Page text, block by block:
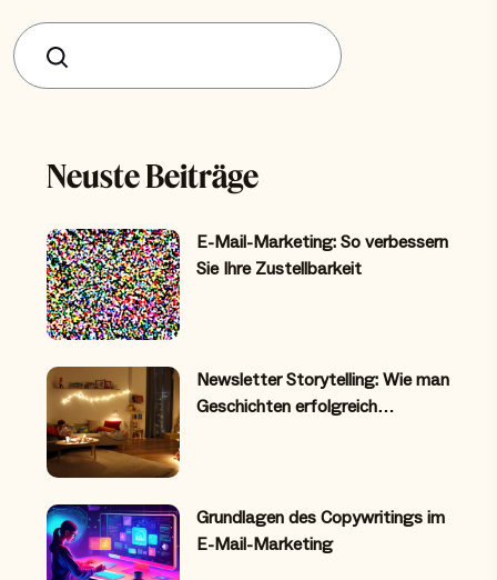
Suchen
Neuste Beiträge
E-Mail-Marketing: So verbessern
Sie Ihre Zustellbarkeit
Newsletter Storytelling: Wie man
Geschichten erfolgreich…
Grundlagen des Copywritings im
E-Mail-Marketing